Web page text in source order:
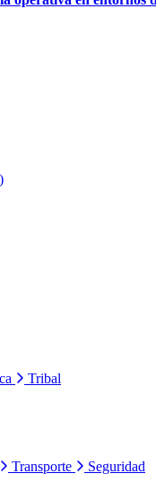
Tribal
Transporte
Seguridad